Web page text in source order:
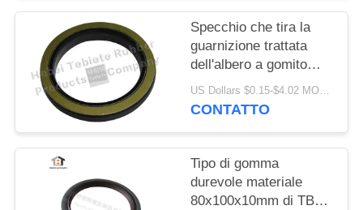
a gomito di FFPM
Specchio che tira la
guarnizione trattata
dell'albero a gomito
75x100x10/13mm per
la guarnizione rotatoria
US Dollars $0.15-$4.02 MOQ:500pcs
CONTATTO
Tipo di gomma
durevole materiale
80x100x10mm di TB